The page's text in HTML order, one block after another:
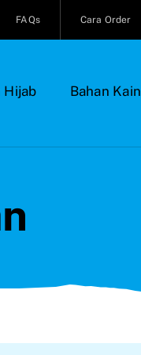
FAQs Cara Order
Hijab Bahan Kain